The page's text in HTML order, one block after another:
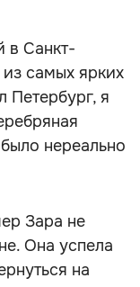
в Санкт-
самых ярких
Петербург, я
нереально
Зара не
Она успела
на